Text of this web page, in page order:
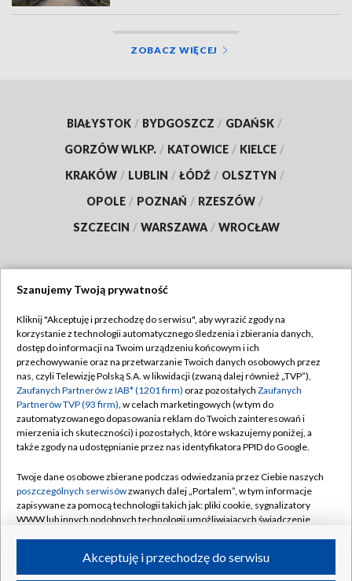
ZOBACZ WIĘCEJ
BIAŁYSTOK / BYDGOSZCZ / GDAŃSK /
GORZÓW WLKP. / KATOWICE / KIELCE /
KRAKÓW / LUBLIN / ŁÓDŹ / OLSZTYN /
OPOLE / POZNAŃ / RZESZÓW /
SZCZECIN / WARSZAWA / WROCŁAW
TVP
Abonament TVP
Emisja w TVP
Centrum informacji TVP
Naziemna Telewizja Cyfrowa
Rada Programowa
System NOS
Informacje o nadawcy
Program dla prasy
Regulamin TVP
Polityka prywatności
Moje zgody
Pomoc
Kontakt
Kanały
Szanujemy Twoją prywatność
Kliknij "Akceptuję i przechodzę do serwisu", aby wyrazić zgody na
korzystanie z technologii automatycznego śledzenia i zbierania danych,
dostęp do informacji na Twoim urządzeniu końcowym i ich
przechowywanie oraz na przetwarzanie Twoich danych osobowych przez
nas, czyli Telewizję Polską S.A. w likwidacji (zwaną dalej również „TVP”),
Zaufanych Partnerów z IAB* (1201 firm) oraz pozostałych Zaufanych
Partnerów TVP (93 firm), w celach marketingowych (w tym do
zautomatyzowanego dopasowania reklam do Twoich zainteresowań i
mierzenia ich skuteczności) i pozostałych, które wskazujemy poniżej, a
także zgody na udostępnianie przez nas identyfikatora PPID do Google.
Twoje dane osobowe zbierane podczas odwiedzania przez Ciebie naszych
poszczególnych serwisówzwanych dalej „Portalem”, w tym informacje
zapisywane za pomocą technologii takich jak: pliki cookie, sygnalizatory
WWW lub innych podobnych technologii umożliwiających świadczenie
ruchu w Internecie.Akceptuję i przechodzę do serwisu